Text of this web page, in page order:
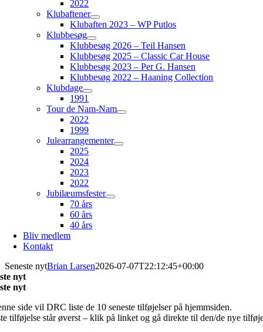
2022
Klubaftener
Klubaften 2023 – WP Putlos
Klubbesøg
Klubbesøg 2026 – Teil Hansen
Klubbesøg 2025 – Classic Car House
Klubbesøg 2023 – Per G. Hansen
Klubbesøg 2022 – Haaning Collection
Klubdage
1991
Tour de Nam-Nam
2022
1999
Julearrangementer
2025
2024
2023
2022
Jubilæumsfester
70 års
60 års
40 års
Bliv medlem
Kontakt
Seneste nytBrian Larsen2026-07-07T22:12:45+00:00
nyt
nyt
side vil DRC liste de 10 seneste tilføjelser på hjemmsiden.
tilføjelse står øverst – klik på linket og gå direkte til den/de nye